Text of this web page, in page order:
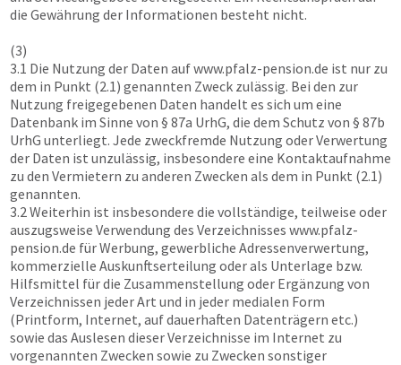
die Gewährung der Informationen besteht nicht.
(3)
3.1 Die Nutzung der Daten aufwww.pfalz-pension.de ist nur zu
dem in Punkt (2.1) genannten Zweck zulässig. Bei den zur
Nutzung freigegebenen Daten handelt es sich um eine
Datenbank im Sinne von § 87a UrhG, die dem Schutz von § 87b
UrhG unterliegt. Jede zweckfremde Nutzung oder Verwertung
der Daten ist unzulässig, insbesondere eine Kontaktaufnahme
zu den Vermietern zu anderen Zwecken als dem in Punkt (2.1)
genannten.
3.2 Weiterhin ist insbesondere die vollständige, teilweise oder
auszugsweise Verwendung des Verzeichnisses www.pfalz-
pension.de für Werbung, gewerbliche Adressenverwertung,
kommerzielle Auskunftserteilung oder als Unterlage bzw.
Hilfsmittel für die Zusammenstellung oder Ergänzung von
Verzeichnissen jeder Art und in jeder medialen Form
(Printform, Internet, auf dauerhaften Datenträgern etc.)
sowie das Auslesen dieser Verzeichnisse im Internet zu
vorgenannten Zwecken sowie zu Zwecken sonstiger